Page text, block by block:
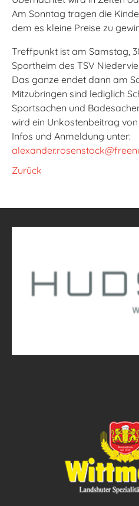
Am Sonntag tragen die
dem es kleine Preise zu
Treffpunkt ist am Samstag,
Sportheim des TSV
Das ganze endet dann am
Mitzubringen sind lediglich
Sportsachen und
wird ein Unkostenbeitrag
Infos und Anmeldung unter:
Zurück